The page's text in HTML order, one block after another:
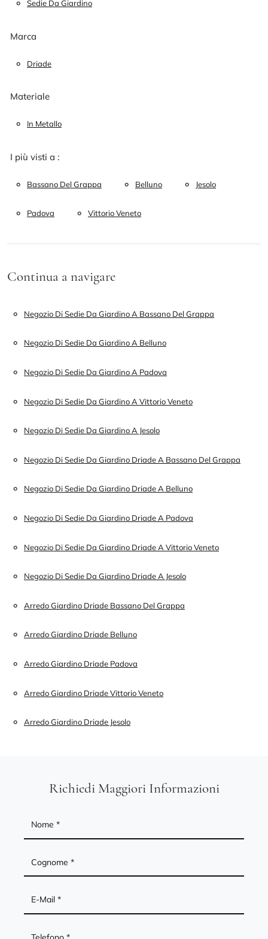
Sedie Da Giardino
Marca
Driade
Materiale
In Metallo
I più visti a :
Bassano Del Grappa Belluno Jesolo
Padova Vittorio Veneto
Continua a navigare
Negozio Di Sedie Da Giardino A Bassano Del Grappa
Negozio Di Sedie Da Giardino A Belluno
Negozio Di Sedie Da Giardino A Padova
Negozio Di Sedie Da Giardino A Vittorio Veneto
Negozio Di Sedie Da Giardino A Jesolo
Negozio Di Sedie Da Giardino Driade A Bassano Del Grappa
Negozio Di Sedie Da Giardino Driade A Belluno
Negozio Di Sedie Da Giardino Driade A Padova
Negozio Di Sedie Da Giardino Driade A Vittorio Veneto
Negozio Di Sedie Da Giardino Driade A Jesolo
Arredo Giardino Driade Bassano Del Grappa
Arredo Giardino Driade Belluno
Arredo Giardino Driade Padova
Arredo Giardino Driade Vittorio Veneto
Arredo Giardino Driade Jesolo
Richiedi Maggiori Informazioni